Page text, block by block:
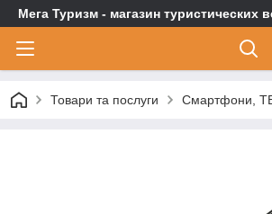
Мега Туризм - магазин туристических
Товари та послуги Смартфони, ТБ